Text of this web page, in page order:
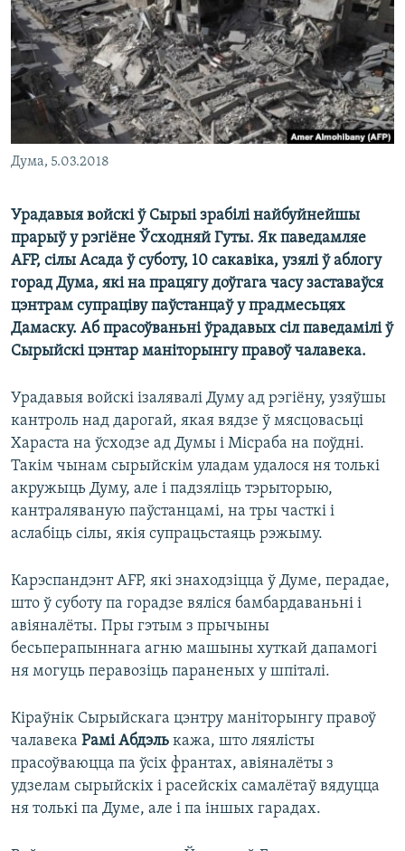
КУЛЬТУРА
КАЛЯНДАР
МОВА
НА ХВАЛЯХ СВАБОДЫ
Дума, 5.03.2018
Урадавыя войскі ў Сырыі зрабілі найбуйнейшы
прарыў у рэгіёне Ўсходняй Гуты. Як паведамляе
AFP, сілы Асада ў суботу, 10 сакавіка, узялі ў аблогу
горад Дума, які на працягу доўгага часу заставаўся
цэнтрам супраціву паўстанцаў у прадмесьцях
Дамаску. Аб прасоўваньні ўрадавых сіл паведамілі ў
Сырыйскі цэнтар маніторынгу правоў чалавека.
Урадавыя войскі ізалявалі Думу ад рэгіёну, узяўшы
кантроль над дарогай, якая вядзе ў мясцовасьці
Хараста на ўсходзе ад Думы і Місраба на поўдні.
Такім чынам сырыйскім уладам удалося ня толькі
акружыць Думу, але і падзяліць тэрыторыю,
кантраляваную паўстанцамі, на тры часткі і
аслабіць сілы, якія супрацьстаяць рэжыму.
Карэспандэнт AFP, які знаходзіцца ў Думе, перадае,
што ў суботу па горадзе вяліся бамбардаваньні і
авіяналёты. Пры гэтым з прычыны
бесьперапыннага агню машыны хуткай дапамогі
ня могуць перавозіць параненых у шпіталі.
Кіраўнік Сырыйскага цэнтру маніторынгу правоў
чалавека Рамі Абдэль кажа, што ляялісты
прасоўваюцца па ўсіх франтах, авіяналёты з
удзелам сырыйскіх і расейскіх самалётаў вядуцца
ня толькі па Думе, але і па іншых гарадах.